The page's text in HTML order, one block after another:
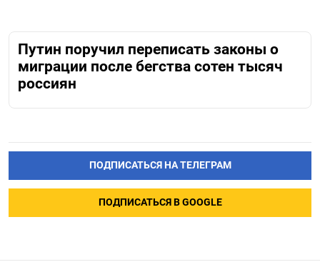
Путин поручил переписать законы о
миграции после бегства сотен тысяч
россиян
ПОДПИСАТЬСЯ НА ТЕЛЕГРАМ
ПОДПИСАТЬСЯ В GOOGLE